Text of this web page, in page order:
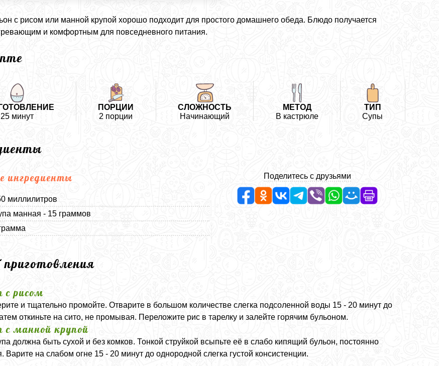
с рисом или манной крупой хорошо подходит для простого домашнего обеда. Блюдо получается
и комфортным для повседневного питания.
25 минут
ПОРЦИИ
2 порции
СЛОЖНОСТЬ
Начинающий
МЕТОД
В кастрюле
ТИП
Супы
ингредиенты
миллилитров
манная - 15 граммов
Поделитесь с друзьями
приготовления
с рисом
и тщательно промойте. Отварите в большом количестве слегка подсоленной воды 15 - 20 минут до
откиньте на сито, не промывая. Переложите рис в тарелку и залейте горячим бульоном.
с манной крупой
должна быть сухой и без комков. Тонкой струйкой всыпьте её в слабо кипящий бульон, постоянно
Варите на слабом огне 15 - 20 минут до однородной слегка густой консистенции.